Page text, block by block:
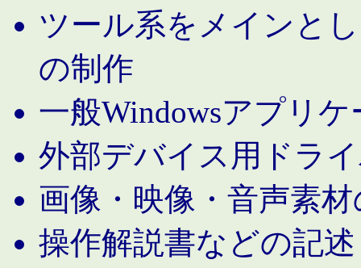
ツール系をメインと
の制作
一般Windowsアプリ
外部デバイス用ドラ
画像・映像・音声素
操作解説書などの記